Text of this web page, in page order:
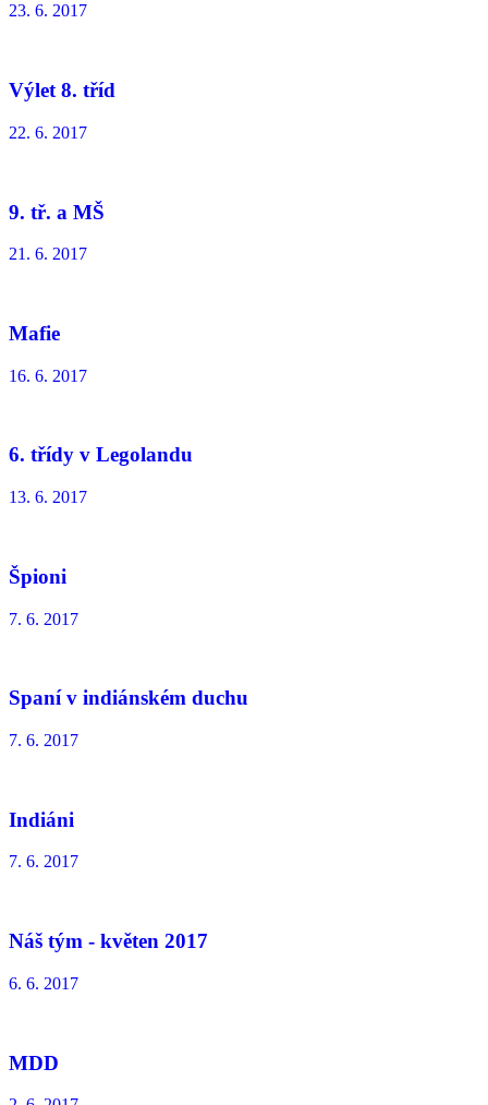
23. 6. 2017
Výlet 8. tříd
22. 6. 2017
9. tř. a MŠ
21. 6. 2017
Mafie
16. 6. 2017
6. třídy v Legolandu
13. 6. 2017
Špioni
7. 6. 2017
Spaní v indiánském duchu
7. 6. 2017
Indiáni
7. 6. 2017
Náš tým - květen 2017
6. 6. 2017
MDD